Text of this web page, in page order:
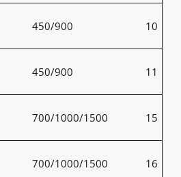
450/900 10
450/900 11
700/1000/1500 15
700/1000/1500 16